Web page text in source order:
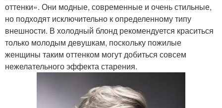
оттенки». Они модные, современные и очень стильные,
но подходят исключительно к определенному типу
внешности. В холодный блонд рекомендуется краситься
только молодым девушкам, поскольку пожилые
женщины таким оттенком могут добиться совсем
нежелательного эффекта старения.